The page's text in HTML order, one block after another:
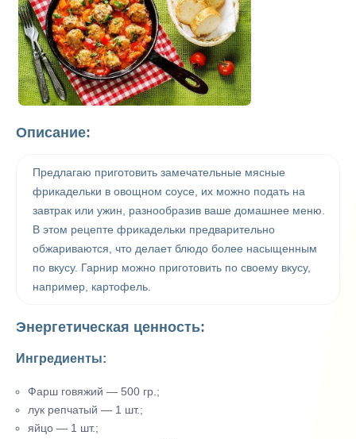
Описание:
Предлагаю приготовить замечательные мясные
фрикадельки в овощном соусе, их можно подать на
завтрак или ужин, разнообразив ваше домашнее меню.
В этом рецепте фрикадельки предварительно
обжариваются, что делает блюдо более насыщенным
по вкусу. Гарнир можно приготовить по своему вкусу,
например, картофель.
Энергетическая ценность:
Ингредиенты:
Фарш говяжий — 500 гр.;
лук репчатый — 1 шт.;
яйцо — 1 шт.;